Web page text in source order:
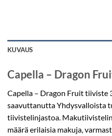
KUVAUS
Capella – Dragon
Capella – Dragon Fruit tiiviste
saavuttanutta Yhdysvalloista
tiivistelinjastoa.
määrä erilaisia makuja,